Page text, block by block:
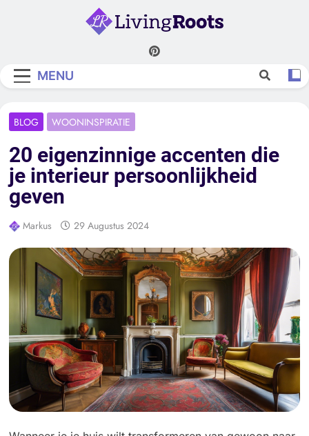
Living Roots
MENU
BLOG WOONINSPIRATIE
20 eigenzinnige accenten die
je interieur persoonlijkheid
geven
Markus 29 Augustus 2024